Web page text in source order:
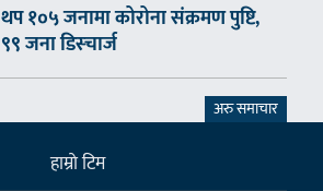
थप १०५ जनामा कोरोना संक्रमण पुष्टि,
९९ जना डिस्चार्ज
अरु समाचार
हाम्राे टिम